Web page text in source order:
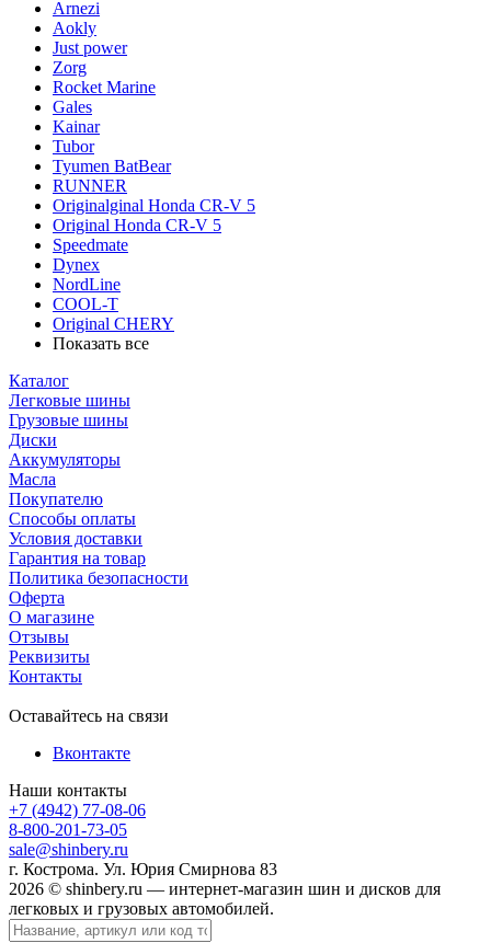
Arnezi
Aokly
Just power
Zorg
Rocket Marine
Gales
Kainar
Tubor
Tyumen BatBear
RUNNER
Originalginal Honda CR-V 5
Original Honda CR-V 5
Speedmate
Dynex
NordLine
COOL-T
Original СHERY
Показать все
Каталог
Легковые шины
Грузовые шины
Диски
Аккумуляторы
Масла
Покупателю
Способы оплаты
Условия доставки
Гарантия на товар
Политика безопасности
Оферта
О магазине
Отзывы
Реквизиты
Контакты
Оставайтесь на связи
Вконтакте
Наши контакты
+7 (4942) 77-08-06
8-800-201-73-05
sale@shinbery.ru
г. Кострома. Ул. Юрия Смирнова 83
2026 © shinbery.ru — интернет-магазин шин и дисков для
легковых и грузовых автомобилей.